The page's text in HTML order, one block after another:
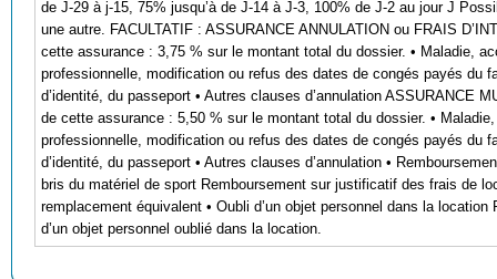
de J-29 à j-15, 75% jusqu’à de J-14 à J-3, 100% de J-2 au jour J
une autre. FACULTATIF : ASSURANCE ANNULATION ou FRAIS
cette assurance : 3,75 % sur le montant total du dossier. • Maladie,
professionnelle, modification ou refus des dates de congés payés du
d’identité, du passeport • Autres clauses d’annulation ASSURANCE
de cette assurance : 5,50 % sur le montant total du dossier. •
professionnelle, modification ou refus des dates de congés payés du
d’identité, du passeport • Autres clauses d’annulation •
bris du matériel de sport Remboursement sur justificatif des frais de
remplacement équivalent • Oubli d’un objet personnel dans la location
d’un objet personnel oublié dans la location.